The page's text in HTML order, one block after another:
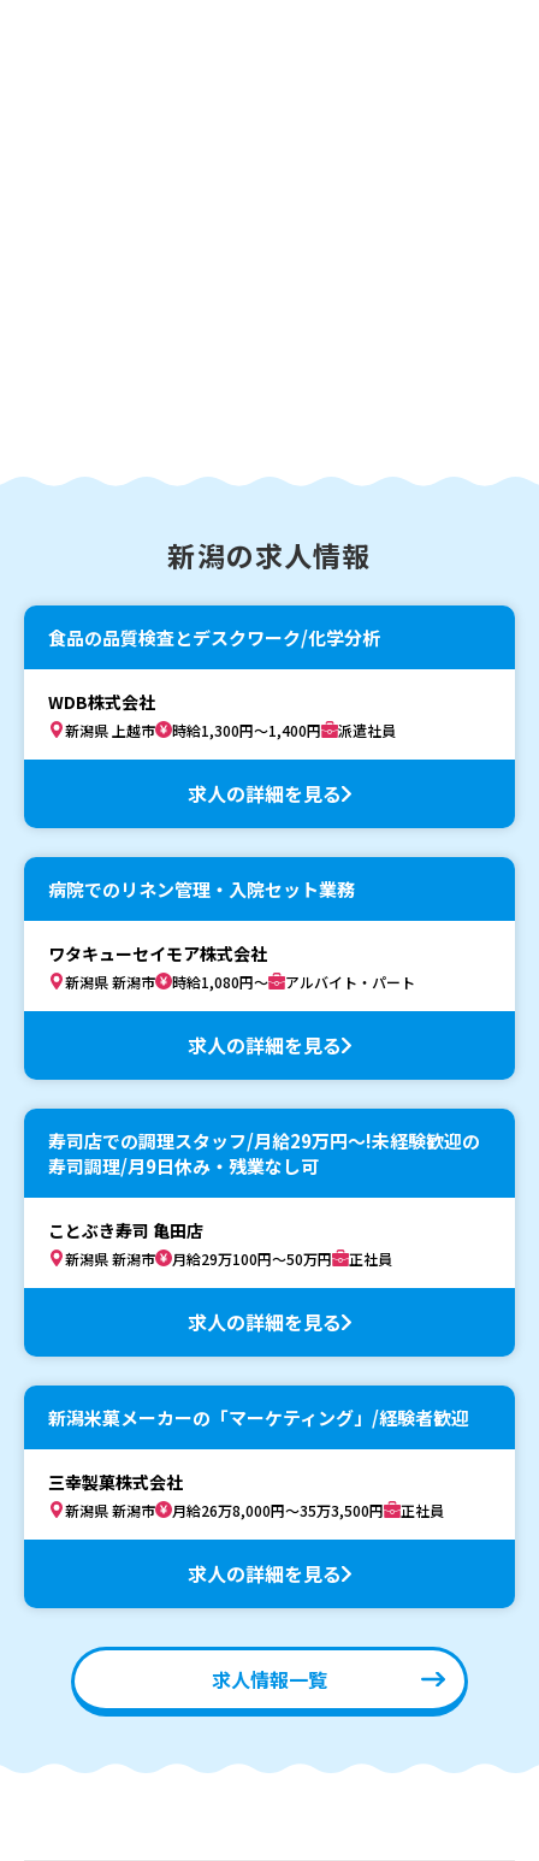
新潟の求人情報
食品の品質検査とデスクワーク/化学分析
WDB株式会社
新潟県 上越市 時給1,300円～1,400円 派遣社員
求人の詳細を見る
病院でのリネン管理・入院セット業務
ワタキューセイモア株式会社
新潟県 新潟市 時給1,080円～ アルバイト・パート
求人の詳細を見る
寿司店での調理スタッフ/月給29万円〜!未経験歓迎の
寿司調理/月9日休み・残業なし可
ことぶき寿司 亀田店
新潟県 新潟市 月給29万100円～50万円 正社員
求人の詳細を見る
新潟米菓メーカーの「マーケティング」/経験者歓迎
三幸製菓株式会社
新潟県 新潟市 月給26万8,000円～35万3,500円 正社員
求人の詳細を見る
求人情報一覧